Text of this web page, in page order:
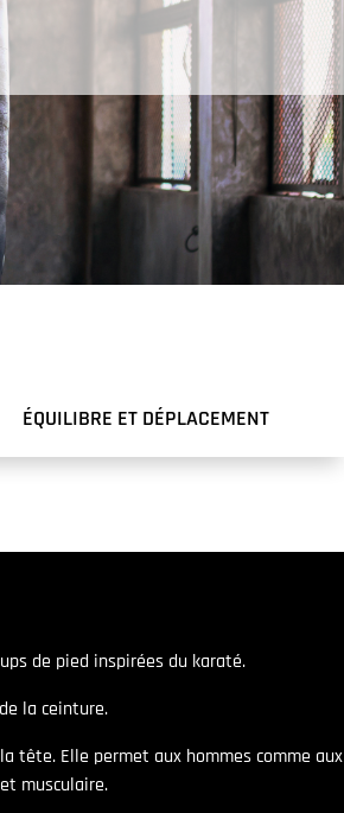
ÉQUILIBRE ET DÉPLACEMENT
de pied inspirées du karaté.
la ceinture.
tête. Elle permet aux hommes comme aux
musculaire.